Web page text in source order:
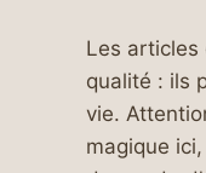
Les articles
qualité : ils
vie.
magique